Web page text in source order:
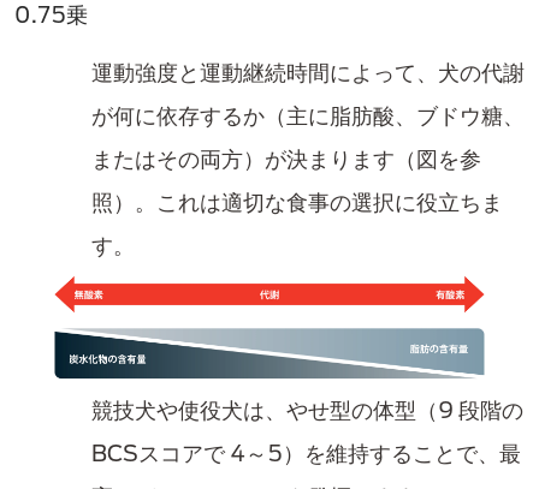
0.75乗​
運動強度と運動継続時間​によって、犬の代謝
が何に依存するか（主に脂肪酸、ブドウ糖、
またはその両方）が決まります（図を参
照）。​これは適切な食事の選択に役立ちま
す。​
競技​犬や使役犬は、やせ型の体型（9 段階の
BCSスコア​で 4～5）を維持することで、最